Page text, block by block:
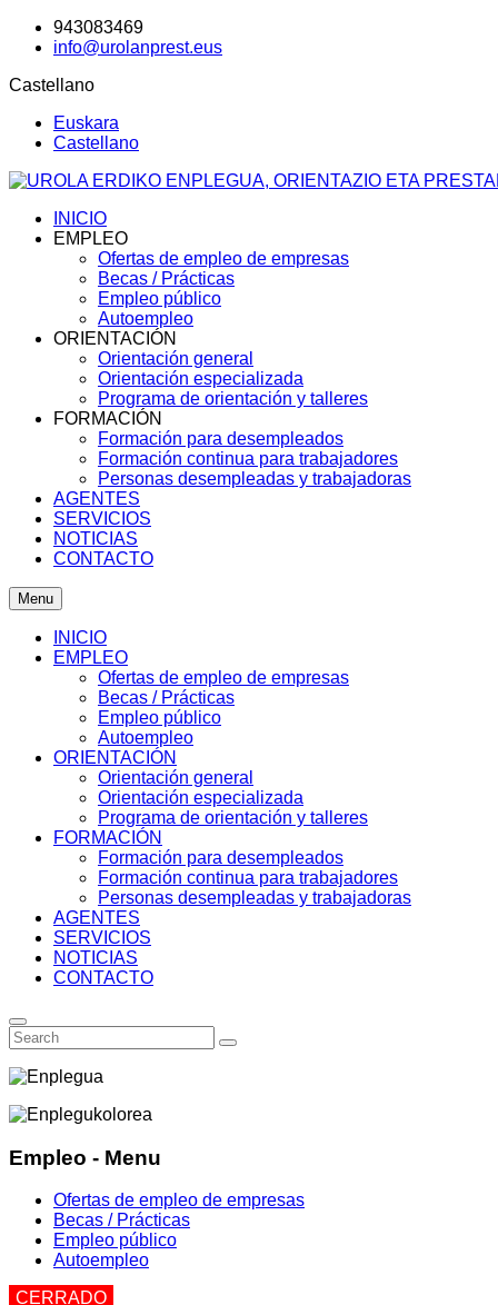
943083469
info@urolanprest.eus
Castellano
Euskara
Castellano
INICIO
EMPLEO
Ofertas de empleo de empresas
Becas / Prácticas
Empleo público
Autoempleo
ORIENTACIÓN
Orientación general
Orientación especializada
Programa de orientación y talleres
FORMACIÓN
Formación para desempleados
Formación continua para trabajadores
Personas desempleadas y trabajadoras
AGENTES
SERVICIOS
NOTICIAS
CONTACTO
Menu
INICIO
EMPLEO
Ofertas de empleo de empresas
Becas / Prácticas
Empleo público
Autoempleo
ORIENTACIÓN
Orientación general
Orientación especializada
Programa de orientación y talleres
FORMACIÓN
Formación para desempleados
Formación continua para trabajadores
Personas desempleadas y trabajadoras
AGENTES
SERVICIOS
NOTICIAS
CONTACTO
Empleo - Menu
Ofertas de empleo de empresas
Becas / Prácticas
Empleo público
Autoempleo
CERRADO